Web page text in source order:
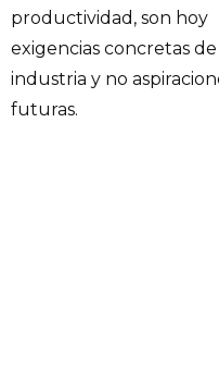
productividad, son hoy
exigencias concretas de
industria y no
futuras.